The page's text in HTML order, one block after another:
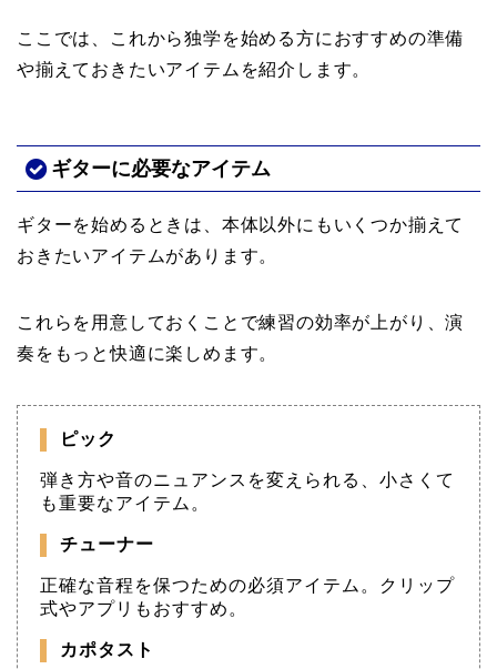
ここでは、これから独学を始める方におすすめの準備
や揃えておきたいアイテムを紹介します。
ギターに必要なアイテム
ギターを始めるときは、本体以外にもいくつか揃えて
おきたいアイテムがあります。
これらを用意しておくことで練習の効率が上がり、演
奏をもっと快適に楽しめます。
ピック
弾き方や音のニュアンスを変えられる、小さくて
も重要なアイテム。
チューナー
正確な音程を保つための必須アイテム。クリップ
式やアプリもおすすめ。
カポタスト